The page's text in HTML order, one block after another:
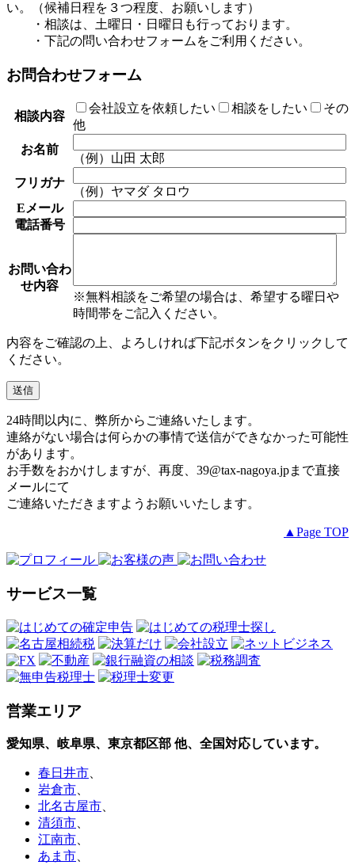
い。（候補日程を３つ程度、お願いします）
・相談は、土曜日・日曜日も行っております。
・下記の問い合わせフォームをご利用ください。
お問合わせフォーム
相談内容
会社設立を依頼したい 相談をしたい
その
他
お名前
（例）山田 太郎
フリガナ
（例）ヤマダ タロウ
Eメール
電話番号
お問い合わ
せ内容
※無料相談をご希望の場合は、希望する曜日や
時間帯をご記入ください。
内容をご確認の上、よろしければ下記ボタンをクリックして
ください。
24時間以内に、弊所からご連絡いたします。
連絡がない場合は何らかの事情で送信ができなかった可能性
があります。
お手数をおかけしますが、再度、 39@tax-nagoya.jpまで直接
メールにて
ご連絡いただきますようお願いいたします。
▲Page TOP
サービス一覧
営業エリア
愛知県、岐阜県、東京都区部 他、全国対応しています。
春日井市
岩倉市
北名古屋市
清須市
江南市
あま市